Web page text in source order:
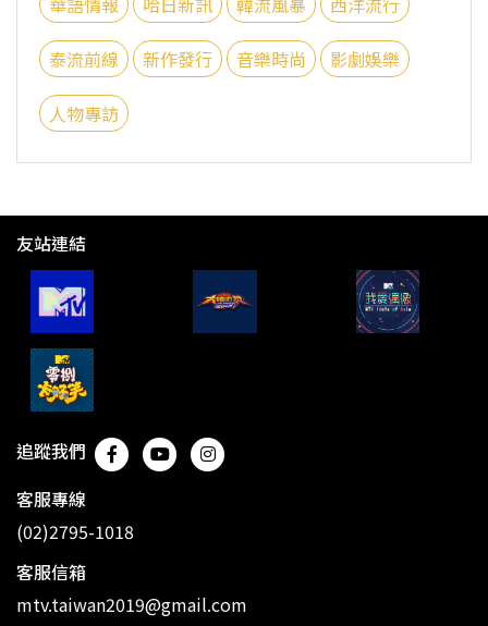
泰流前線 新作發行 音樂時尚 影劇娛樂
人物專訪
友站連結
追蹤我們
客服專線
(02)2795-1018
客服信箱
mtv.taiwan2019@gmail.com